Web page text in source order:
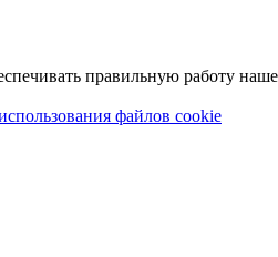
правильную работу
файлов cookie